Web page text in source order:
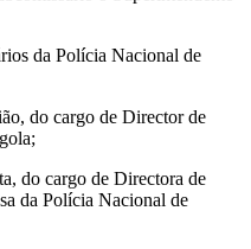
da Polícia Nacional de
do cargo de Director de
do cargo de Directora de
da Polícia Nacional de